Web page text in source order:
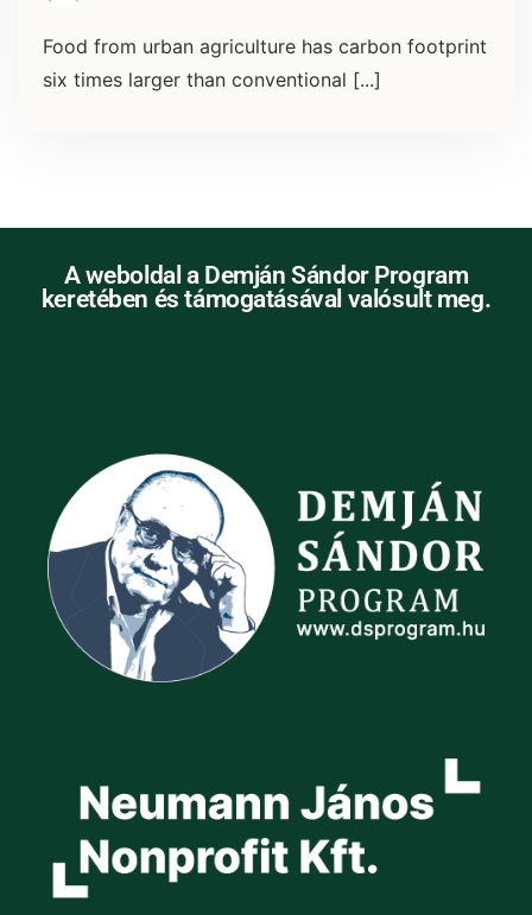
Food from urban agriculture has carbon footprint
six times larger than conventional [...]
A weboldal a Demján Sándor Program
keretében és támogatásával valósult meg.